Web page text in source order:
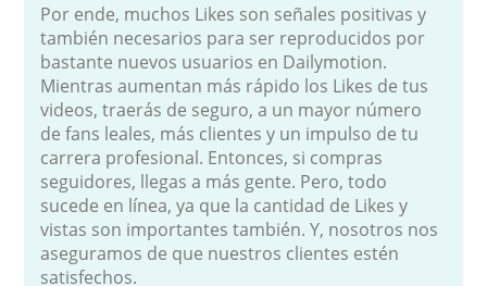
Por ende, muchos Likes son señales positivas y
también necesarios para ser reproducidos por
bastante nuevos usuarios en Dailymotion.
Mientras aumentan más rápido los Likes de tus
videos, traerás de seguro, a un mayor número
de fans leales, más clientes y un impulso de tu
carrera profesional. Entonces, si compras
seguidores, llegas a más gente. Pero, todo
sucede en línea, ya que la cantidad de Likes y
vistas son importantes también. Y, nosotros nos
aseguramos de que nuestros clientes estén
satisfechos.